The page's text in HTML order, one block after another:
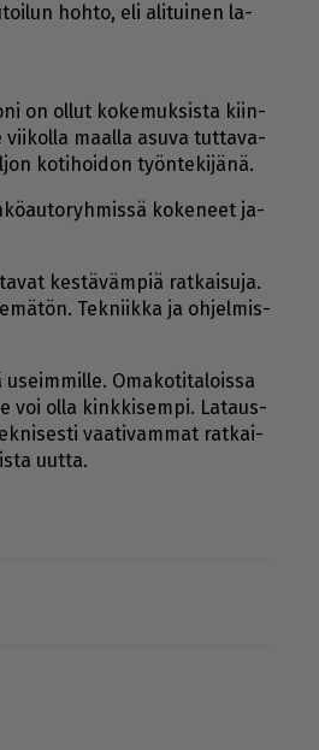
hoh­to, eli ali­tui­nen la­
on ol­lut ko­ke­muk­sis­ta kiin­
vii­kol­la maal­la asu­va tut­ta­va­
ko­ti­hoi­don työn­te­ki­jä­nä.
ko­ke­neet ja­
kes­tä­väm­piä rat­kai­su­ja.
Tek­niik­ka ja oh­jel­mis­
Oma­ko­ti­ta­lois­sa
voi ol­la kink­ki­sem­pi. La­taus­
vaa­ti­vam­mat rat­kai­
uut­ta.